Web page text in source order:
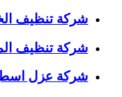
شركة تنظيف
شركة تنظيف
شركة عزل